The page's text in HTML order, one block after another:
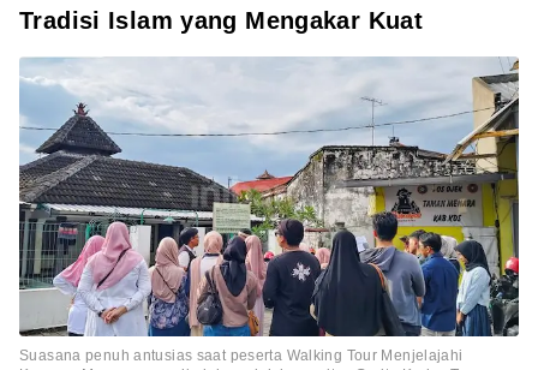
Tradisi Islam yang Mengakar Kuat
Suasana penuh antusias saat peserta Walking Tour Menjelajahi